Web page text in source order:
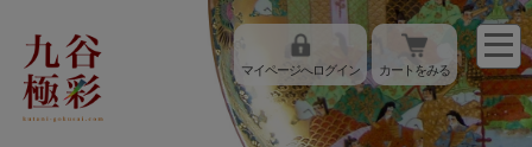
マイページへログイン カートをみる